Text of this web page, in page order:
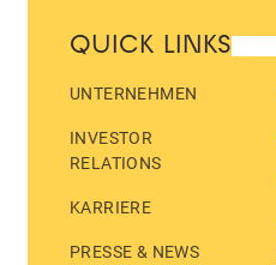
QUICK LINKS
UNTERNEHMEN
INVESTOR
RELATIONS
KARRIERE
PRESSE & NEWS